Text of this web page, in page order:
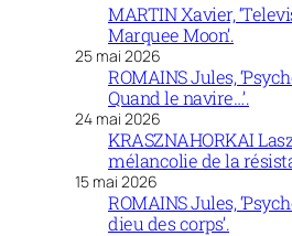
MARTIN Xavier,
Marquee Moon’.
25 mai 2026
ROMAINS Jules,
Quand le navire…’.
24 mai 2026
KRASZNAHORKAI
mélancolie de la
15 mai 2026
ROMAINS Jules,
dieu des corps’.